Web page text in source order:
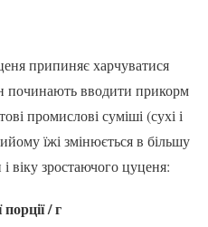
припиняє харчуватися
починають вводити прикорм
промислові суміші (сухі і
їжі змінюється в більшу
віку зростаючого цуценя:
/ г